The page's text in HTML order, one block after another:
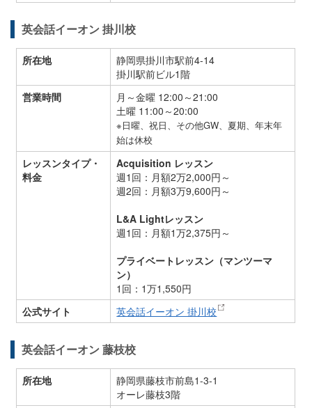
英会話イーオン 掛川校
所在地
静岡県掛川市駅前4-14
掛川駅前ビル1階
営業時間
月～金曜 12:00～21:00
土曜 11:00～20:00
※日曜、祝日、その他GW、夏期、年末年
始は休校
レッスンタイプ・
料金
Acquisition レッスン
週1回：月額2万2,000円～
週2回：月額3万9,600円～
L&A Lightレッスン
週1回：月額1万2,375円～
プライベートレッスン（マンツーマ
ン）
1回：1万1,550円
公式サイト
英会話イーオン 掛川校
英会話イーオン 藤枝校
所在地
静岡県藤枝市前島1-3-1
オーレ藤枝3階